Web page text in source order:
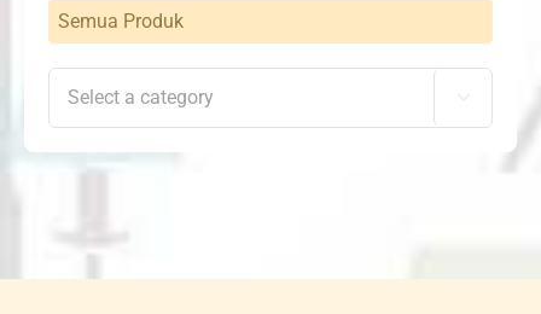
Semua Produk
